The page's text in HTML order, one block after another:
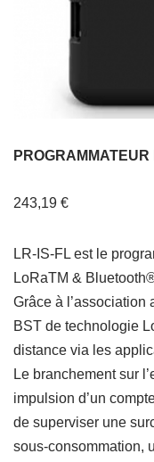
243,19 €
LR-IS-FL est le
LoRaTM &
Grâce à
BST de technologie
distance via les
Le branchement sur
impulsion d’un
de superviser une
sous-consommation,